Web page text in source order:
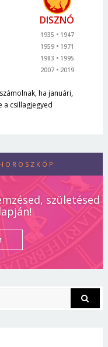
DISZNÓ
1935
1947
1959
1971
1983
1995
2007
2019
ha januári,
a csillagjegyed
születésed